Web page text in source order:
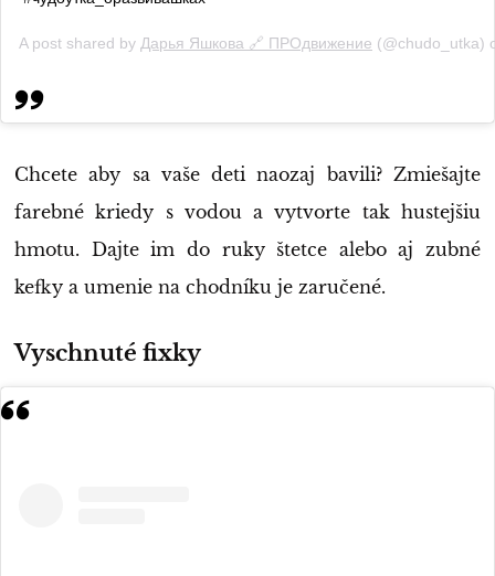
A post shared by Дарья Яшкова 🔗 ПРОдвижение (@chudo_utka)
Chcete aby sa vaše deti naozaj bavili? Zmiešajte
farebné kriedy s vodou a vytvorte tak hustejšiu
hmotu. Dajte im do ruky štetce alebo aj zubné
kefky a umenie na chodníku je zaručené.
Vyschnuté fixky